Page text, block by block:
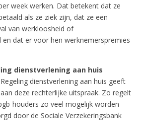
week werken. Dat betekent dat ze
als ze ziek zijn, dat ze een
van werkloosheid of
en dat er voor hen werknemerspremies
dienstverlening aan huis
dienstverlening aan huis geeft
deze rechterlijke uitspraak. Zo regelt
houders zo veel mogelijk worden
door de Sociale Verzekeringsbank